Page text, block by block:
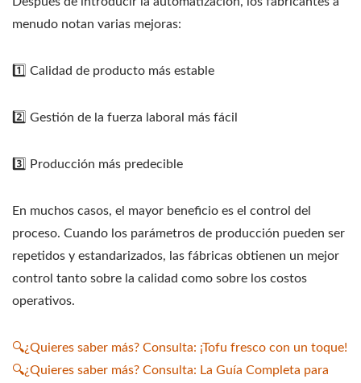
menudo notan varias mejoras:
1️⃣ Calidad de producto más estable
2️⃣ Gestión de la fuerza laboral más fácil
3️⃣ Producción más predecible
En muchos casos, el mayor beneficio es el control del
proceso. Cuando los parámetros de producción pueden ser
repetidos y estandarizados, las fábricas obtienen un mejor
control tanto sobre la calidad como sobre los costos
operativos.
🔍¿Quieres saber más? Consulta: ¡Tofu fresco con un toque!
🔍¿Quieres saber más? Consulta: La Guía Completa para